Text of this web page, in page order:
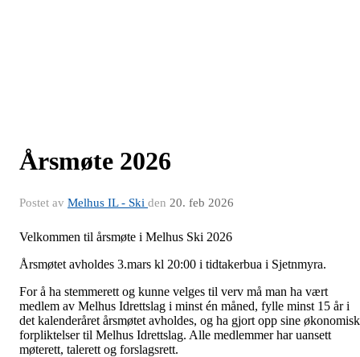
Årsmøte 2026
Postet av Melhus IL - Ski den 20. feb 2026
Velkommen til årsmøte i Melhus Ski 2026
Årsmøtet avholdes 3.mars kl 20:00 i tidtakerbua i Sjetnmyra.
For å ha stemmerett og kunne velges til verv må man ha vært
medlem av Melhus Idrettslag i minst én måned, fylle minst 15 år i
det kalenderåret årsmøtet avholdes, og ha gjort opp sine
forpliktelser til Melhus Idrettslag. Alle medlemmer har uansett
møterett, talerett og forslagsrett.